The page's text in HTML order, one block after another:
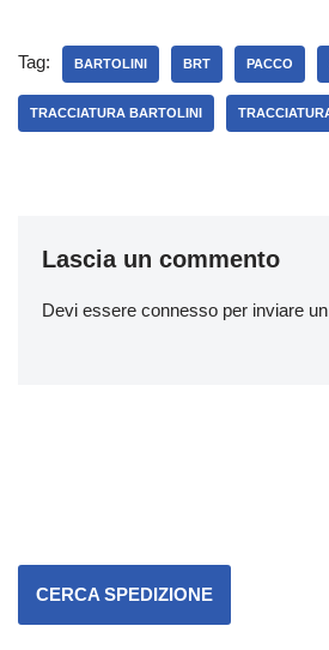
Tag: BARTOLINI BRT PACCO
TRACCIATURA BARTOLINI
Lascia un commento
Devi essere connesso per inviare
CERCA SPEDIZIONE